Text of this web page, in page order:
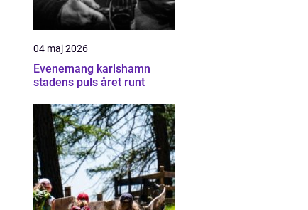
04 maj 2026
Evenemang karlshamn
stadens puls året runt